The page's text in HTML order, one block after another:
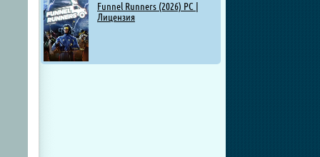
Funnel Runners (2026) PC |
Лицензия